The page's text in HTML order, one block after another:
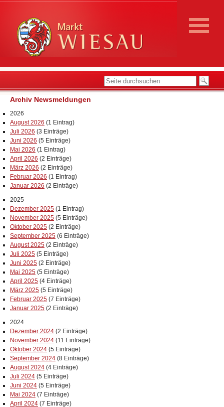
Archiv Newsmeldungen
2026
August 2026 (1 Eintrag)
Juli 2026 (3 Einträge)
Juni 2026 (5 Einträge)
Mai 2026 (1 Eintrag)
April 2026 (2 Einträge)
März 2026 (2 Einträge)
Februar 2026 (1 Eintrag)
Januar 2026 (2 Einträge)
2025
Dezember 2025 (1 Eintrag)
November 2025 (5 Einträge)
Oktober 2025 (2 Einträge)
September 2025 (6 Einträge)
August 2025 (2 Einträge)
Juli 2025 (5 Einträge)
Juni 2025 (2 Einträge)
Mai 2025 (5 Einträge)
April 2025 (4 Einträge)
März 2025 (5 Einträge)
Februar 2025 (7 Einträge)
Januar 2025 (2 Einträge)
2024
Dezember 2024 (2 Einträge)
November 2024 (11 Einträge)
Oktober 2024 (5 Einträge)
September 2024 (8 Einträge)
August 2024 (4 Einträge)
Juli 2024 (5 Einträge)
Juni 2024 (5 Einträge)
Mai 2024 (7 Einträge)
April 2024 (7 Einträge)